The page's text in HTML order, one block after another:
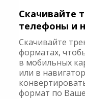
Скачивайте
телефоны и
Скачивайте
форматах,
в мобильных
или в
формат по